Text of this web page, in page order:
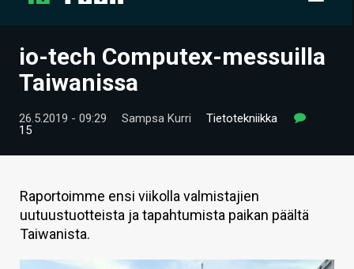
UUTISET
VIDEOT
TIETOA
HINTA.FI
io-tech Computex-messuilla
Taiwanissa
26.5.2019 - 09:29 Sampsa Kurri
Tietotekniikka
15
Raportoimme ensi viikolla valmistajien
uutuustuotteista ja tapahtumista paikan päältä
Taiwanista.